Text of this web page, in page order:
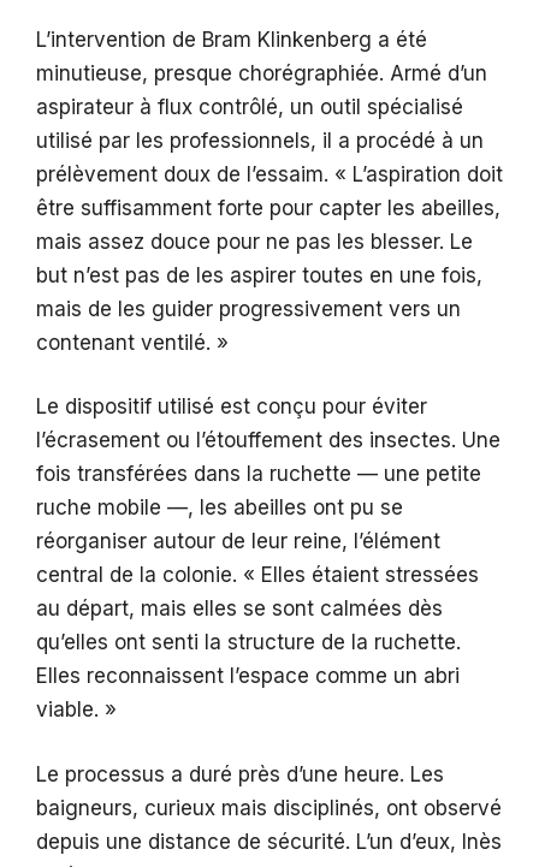
L’intervention de Bram Klinkenberg a été
minutieuse, presque chorégraphiée. Armé d’un
aspirateur à flux contrôlé, un outil spécialisé
utilisé par les professionnels, il a procédé à un
prélèvement doux de l’essaim. « L’aspiration doit
être suffisamment forte pour capter les abeilles,
mais assez douce pour ne pas les blesser. Le
but n’est pas de les aspirer toutes en une fois,
mais de les guider progressivement vers un
contenant ventilé. »
Le dispositif utilisé est conçu pour éviter
l’écrasement ou l’étouffement des insectes. Une
fois transférées dans la ruchette — une petite
ruche mobile —, les abeilles ont pu se
réorganiser autour de leur reine, l’élément
central de la colonie. « Elles étaient stressées
au départ, mais elles se sont calmées dès
qu’elles ont senti la structure de la ruchette.
Elles reconnaissent l’espace comme un abri
viable. »
Le processus a duré près d’une heure. Les
baigneurs, curieux mais disciplinés, ont observé
depuis une distance de sécurité. L’un d’eux, Inès